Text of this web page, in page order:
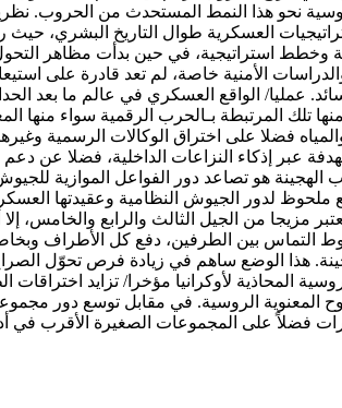
نحو هذا النمط المستحدث من الحروب.
العسكرية طوال التاريخ البشري،
وخطط استراتيجية، في حين بدأت مظاهر
الأمنية خاصة، لم تعد قادرة على
عمليا/ الواقع العسكري في عالم ما بعد
بـالحرب الرقمية سواء منها
فضلا على اختراق الوكالات الرسمية
عبر إذكاء النزاعات الداخلية، فضلا عن
الهجينة هو تصاعد دور الفواعل الموازية
لدور الجيوش النظامية وعقيدتها
مزيجا من الجيل الثالث والرابع
التماس بين الطرفين، دفع كل الأطراف
هذا الوضع ساهم في زيادة فرص تحوّل
المحاذية لأوكرانيا مؤخرا/ تزايد
الروسية. في مقابل توسع دور مجموعة
فضلاً على المجموعات الصغيرة الأقرب في